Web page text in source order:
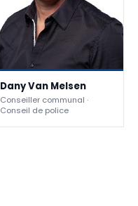
Dany Van Melsen
Conseiller communal ·
Conseil de police